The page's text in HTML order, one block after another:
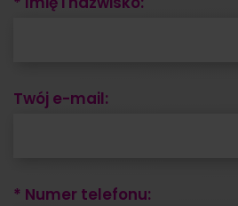
Twój e-mail:
* Numer telefonu: